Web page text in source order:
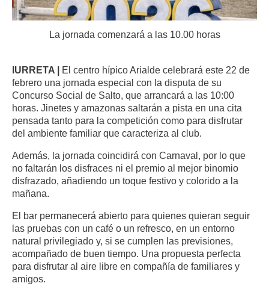
La jornada comenzará a las 10.00 horas
IURRETA | El centro hípico Arialde celebrará este 22 de
febrero una jornada especial con la disputa de su
Concurso Social de Salto, que arrancará a las 10:00
horas. Jinetes y amazonas saltarán a pista en una cita
pensada tanto para la competición como para disfrutar
del ambiente familiar que caracteriza al club.
Además, la jornada coincidirá con Carnaval, por lo que
no faltarán los disfraces ni el premio al mejor binomio
disfrazado, añadiendo un toque festivo y colorido a la
mañana.
El bar permanecerá abierto para quienes quieran seguir
las pruebas con un café o un refresco, en un entorno
natural privilegiado y, si se cumplen las previsiones,
acompañado de buen tiempo. Una propuesta perfecta
para disfrutar al aire libre en compañía de familiares y
amigos.